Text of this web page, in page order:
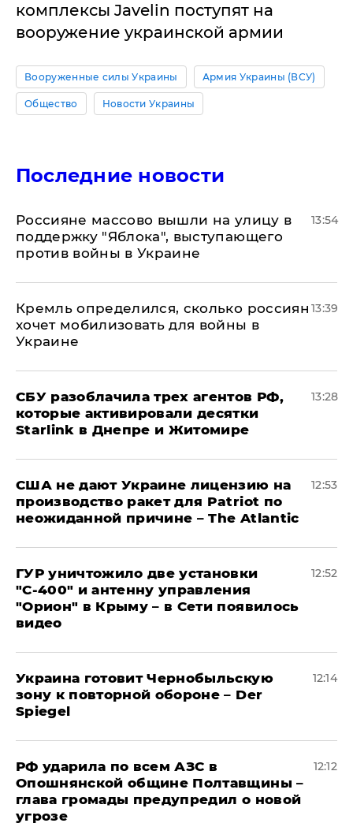
комплексы Javelin поступят на
вооружение украинской армии
Вооруженные силы Украины Армия Украины (ВСУ)
Общество Новости Украины
Последние новости
Россияне массово вышли на улицу в
поддержку "Яблока", выступающего
против войны в Украине
13:54
Кремль определился, сколько россиян
хочет мобилизовать для войны в
Украине
13:39
СБУ разоблачила трех агентов РФ,
которые активировали десятки
Starlink в Днепре и Житомире
13:28
США не дают Украине лицензию на
производство ракет для Patriot по
неожиданной причине – The Atlantic
12:53
ГУР уничтожило две установки
"С‑400" и антенну управления
"Орион" в Крыму – в Сети появилось
видео
12:52
Украина готовит Чернобыльскую
зону к повторной обороне – Der
Spiegel
12:14
РФ ударила по всем АЗС в
Опошнянской общине Полтавщины –
глава громады предупредил о новой
угрозе
12:12